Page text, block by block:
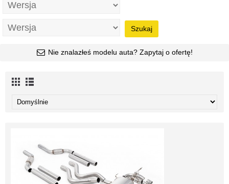
Szukaj
Nie znalazłeś modelu auta? Zapytaj o ofertę!